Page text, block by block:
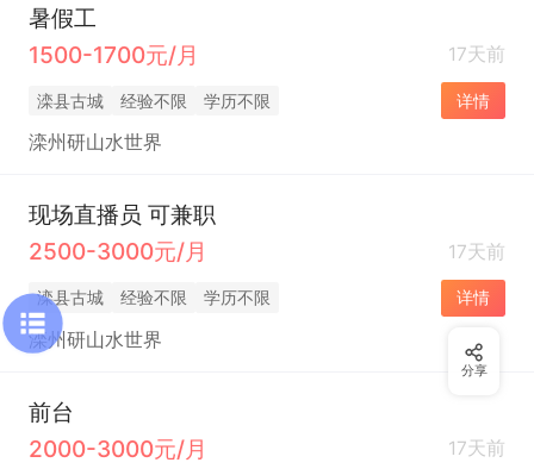
暑假工
1500-1700元/月
17天前
滦县古城 经验不限 学历不限 详情
滦州研山水世界
现场直播员 可兼职
2500-3000元/月
17天前
滦县古城 经验不限 学历不限 详情
滦州研山水世界
前台
2000-3000元/月
17天前
分享